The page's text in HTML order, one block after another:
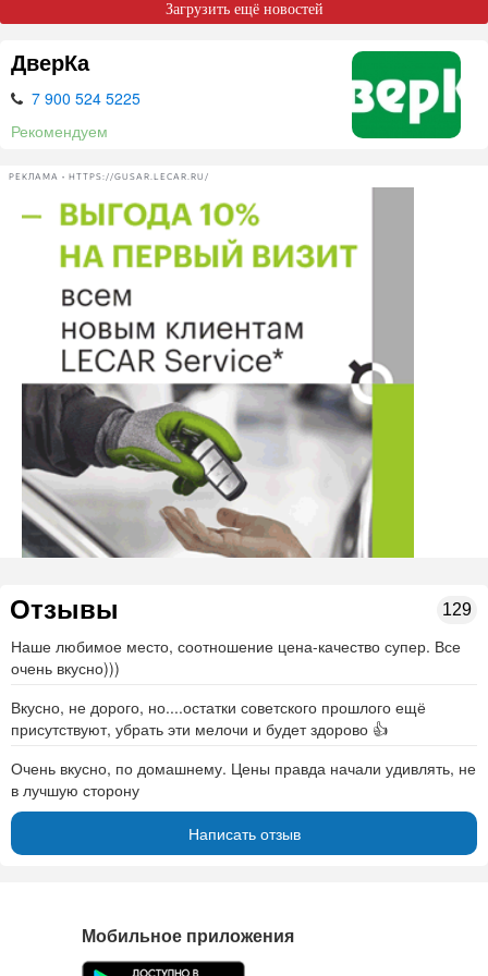
Загрузить ещё новостей
ДверКа
7 900 524 5225
Рекомендуем
РЕКЛАМА • HTTPS://GUSAR.LECAR.RU/
Отзывы 129
Наше любимое место, соотношение цена-качество супер. Все
очень вкусно)))
Вкусно, не дорого, но....остатки советского прошлого ещё
присутствуют, убрать эти мелочи и будет здорово 👍
Очень вкусно, по домашнему. Цены правда начали удивлять, не
в лучшую сторону
Написать отзыв
Мобильное приложения